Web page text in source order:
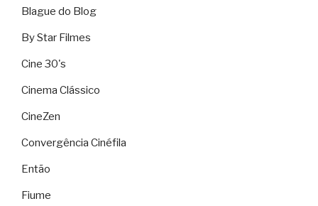
Blague do Blog
By Star Filmes
Cine 30's
Cinema Clássico
CineZen
Convergência Cinéfila
Então
Fiume